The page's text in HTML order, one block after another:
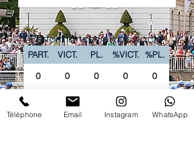
Performances en obstacle
PART. VICT. PL. %VICT.
%PL.
0
0 0 0 0
La chaîne Youtube du Club vous propose
'intégralité des courses PREMIUM en replay !
Téléphone Email Instagram WhatsApp